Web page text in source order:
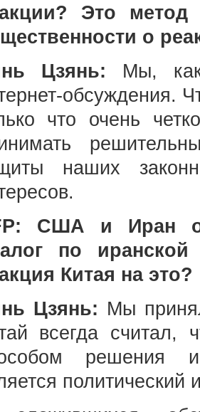
Это
о
Цзянь: Мы, как
обсуждения.
что очень
наших
США и Иран
по
Китая на это?
Цзянь: Мы
всегда считал,
решения
политический